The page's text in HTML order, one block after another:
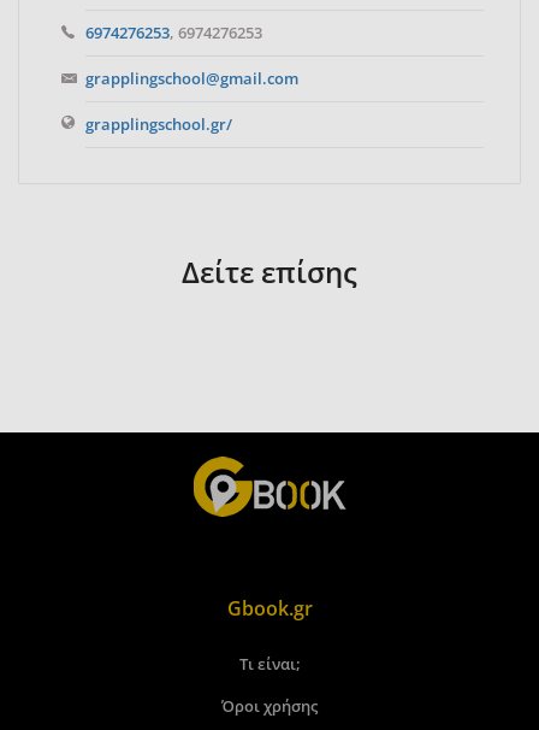
6974276253, 6974276253
grapplingschool@gmail.com
grapplingschool.gr/
Δείτε επίσης
Gbook.gr
Τι είναι;
Όροι χρήσης